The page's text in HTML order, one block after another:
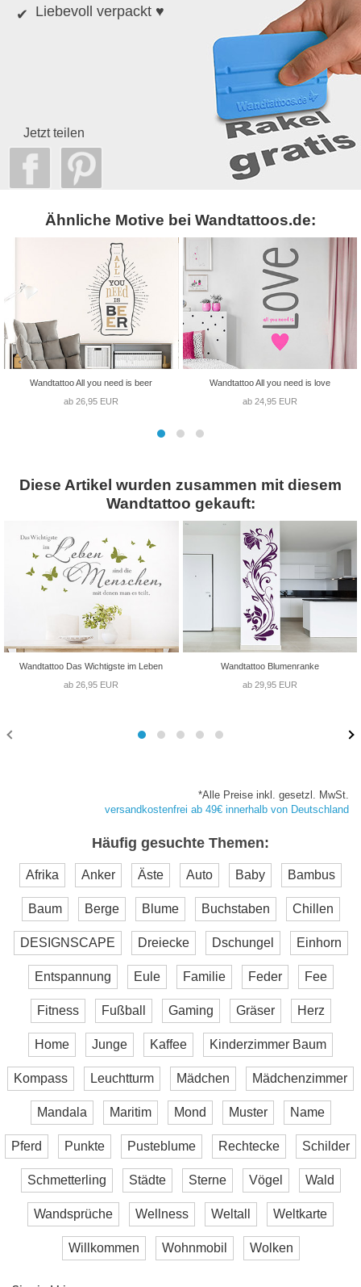
Liebevoll verpackt ♥
Jetzt teilen
Ähnliche Motive bei Wandtattoos.de:
Wandtattoo All you need is beer
ab 26,95 EUR
Wandtattoo All you need is love
ab 24,95 EUR
Diese Artikel wurden zusammen mit diesem
Wandtattoo gekauft:
Wandtattoo Das Wichtigste im Leben
ab 26,95 EUR
Wandtattoo Blumenranke
ab 29,95 EUR
*Alle Preise inkl. gesetzl. MwSt.
versandkostenfrei ab 49€ innerhalb von Deutschland
Häufig gesuchte Themen:
Afrika Anker Äste Auto Baby Bambus
Baum Berge Blume Buchstaben Chillen
DESIGNSCAPE Dreiecke Dschungel Einhorn
Entspannung Eule Familie Feder Fee
Fitness Fußball Gaming Gräser Herz
Home Junge Kaffee Kinderzimmer Baum
Kompass Leuchtturm Mädchen Mädchenzimmer
Mandala Maritim Mond Muster Name
Pferd Punkte Pusteblume Rechtecke Schilder
Schmetterling Städte Sterne Vögel Wald
Wandsprüche Wellness Weltall Weltkarte
Willkommen Wohnmobil Wolken